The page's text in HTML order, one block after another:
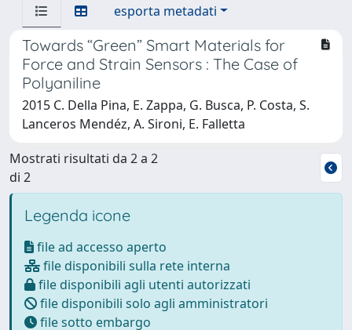
esporta metadati
Towards “Green” Smart Materials for
Force and Strain Sensors : The Case of
Polyaniline
2015 C. Della Pina, E. Zappa, G. Busca, P. Costa, S.
Lanceros Mendéz, A. Sironi, E. Falletta
Mostrati risultati da 2 a 2
di 2
Legenda icone
file ad accesso aperto
file disponibili sulla rete interna
file disponibili agli utenti autorizzati
file disponibili solo agli amministratori
file sotto embargo